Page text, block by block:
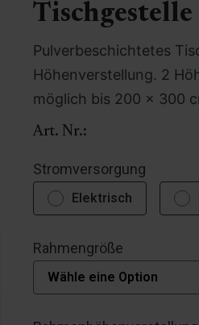
Tischgestelle
Pulverbeschichtetes
Höhenverstellung. 2
möglich bis 200 x 300
Art. Nr.:
Stromversorgung
Elektrisch
Rahmengröße